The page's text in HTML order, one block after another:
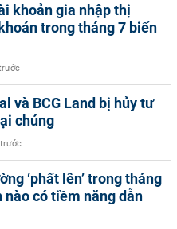
khoản gia nhập thị
trong tháng 7 biến
và BCG Land bị hủy tư
chúng
‘phất lên’ trong tháng
nào có tiềm năng dẫn